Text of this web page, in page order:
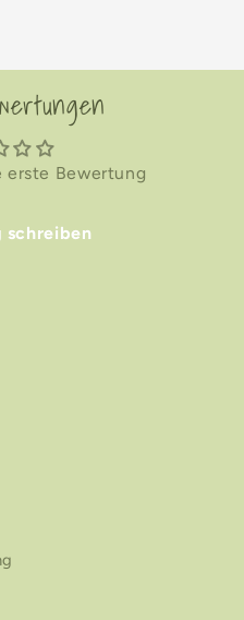
erste Bewertung
schreiben